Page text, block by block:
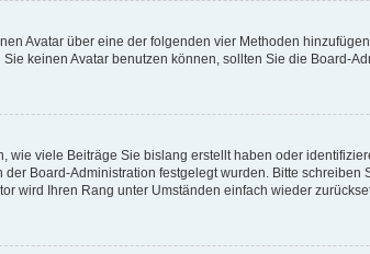
Avatar über eine der folgenden vier Methoden
keinen Avatar benutzen können, sollten Sie die Board-
wie viele Beiträge Sie bislang erstellt haben oder
Board-Administration festgelegt wurden. Bitte
wird Ihren Rang unter Umständen einfach wieder